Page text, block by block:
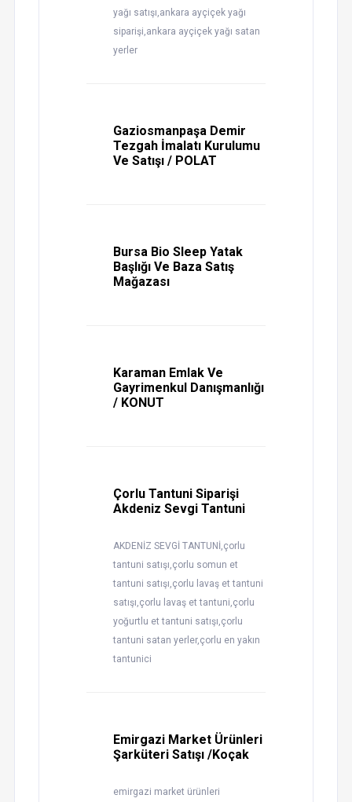
yağı satışı,ankara ayçiçek yağı
siparişi,ankara ayçiçek yağı satan
yerler
Gaziosmanpaşa Demir
Tezgah İmalatı Kurulumu
Ve Satışı / POLAT
Bursa Bio Sleep Yatak
Başlığı Ve Baza Satış
Mağazası
Karaman Emlak Ve
Gayrimenkul Danışmanlığı
/ KONUT
Çorlu Tantuni Siparişi
Akdeniz Sevgi Tantuni
AKDENİZ SEVGİ TANTUNİ,çorlu
tantuni satışı,çorlu somun et
tantuni satışı,çorlu lavaş et tantuni
satışı,çorlu lavaş et tantuni,çorlu
yoğurtlu et tantuni satışı,çorlu
tantuni satan yerler,çorlu en yakın
tantunici
Emirgazi Market Ürünleri
Şarküteri Satışı /Koçak
emirgazi market ürünleri